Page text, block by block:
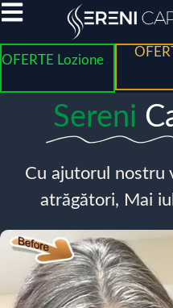
OFERTE Lozione
Sereni
Cu ajutorul
atrăgători, Mai